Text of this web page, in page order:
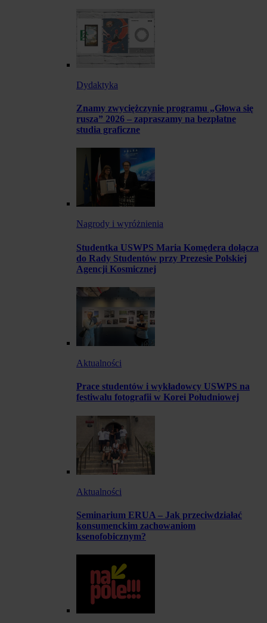
Dydaktyka
Znamy zwyciężczynie programu „Głowa się
rusza” 2026 – zapraszamy na bezpłatne
studia graficzne
Nagrody i wyróżnienia
Studentka USWPS Maria Komędera dołącza
do Rady Studentów przy Prezesie Polskiej
Agencji Kosmicznej
Aktualności
Prace studentów i wykładowcy USWPS na
festiwalu fotografii w Korei Południowej
Aktualności
Seminarium ERUA – Jak przeciwdziałać
konsumenckim zachowaniom
ksenofobicznym?